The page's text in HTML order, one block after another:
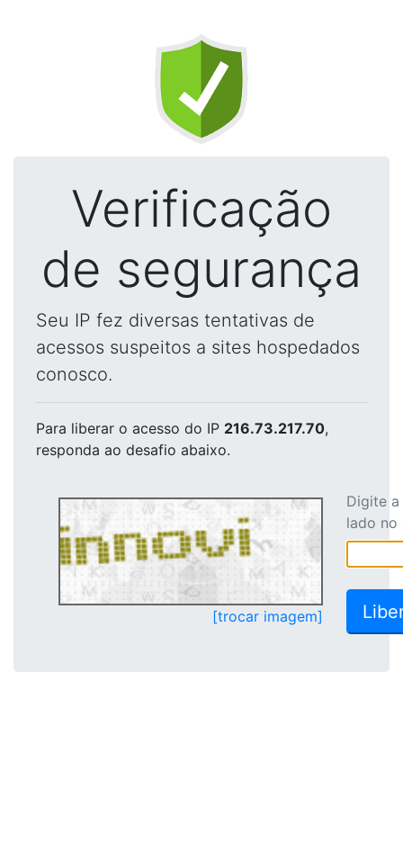
Verificação
de segurança
Seu IP fez diversas tentativas de
acessos suspeitos a sites hospedados
conosco.
Para liberar o acesso do IP 216.73.217.70,
responda ao desafio abaixo.
[trocar imagem]
Digite
lado no